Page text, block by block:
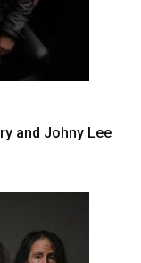
and Johny Lee